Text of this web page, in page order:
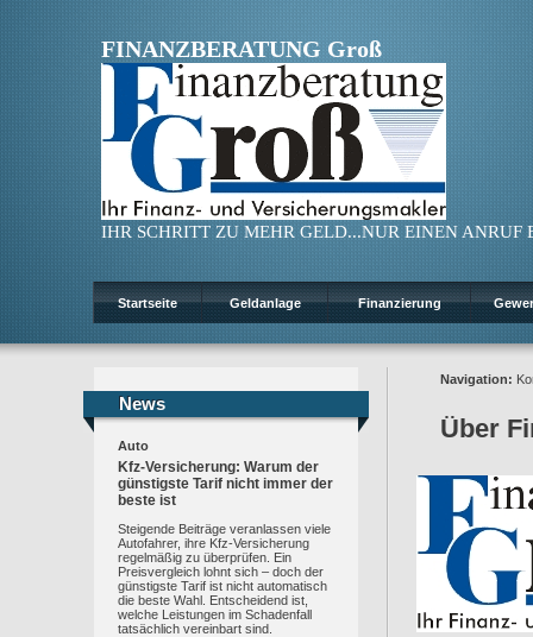
FINANZBERATUNG Groß
IHR SCHRITT ZU MEHR GELD...NUR EINEN ANRUF
Startseite Geldanlage Finanzierung
News
News
Auto
Kfz-Versicherung: Warum der
günstigste Tarif nicht immer der
beste ist
Steigende Beiträge veranlassen viele
Autofahrer, ihre Kfz-Versicherung
regelmäßig zu überprüfen. Ein
Preisvergleich lohnt sich – doch der
günstigste Tarif ist nicht automatisch
die beste Wahl. Entscheidend ist,
welche Leistungen im Schadenfall
tatsächlich vereinbart sind.
Navigation:
Über